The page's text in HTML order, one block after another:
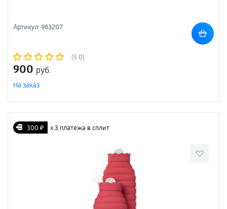
Артикул: 963207
(5.0)
900 руб.
На заказ
300 ₽ х 3 платежа в сплит